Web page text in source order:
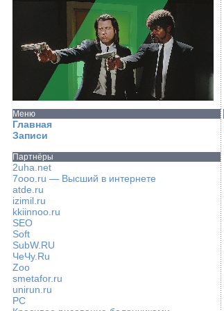
Меню
Главная
Записи
Партнёры
2uha.net
7ooo.ru — Высший в интернете
atde.ru
izimil.ru
kkiinnoo.ru
SEO
Soft
SubW.RU
ЧеЧу.Ru
Zoo
smetafor.ru
unirun.ru
PC